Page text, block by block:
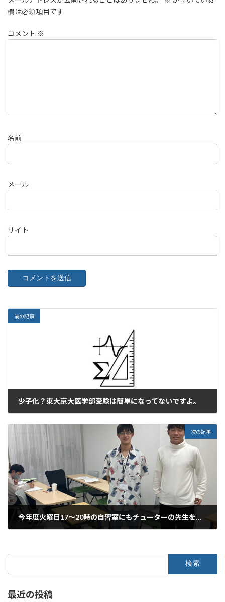
欄は必須項目です
コメント ※
名前
メール
サイト
前の記事
少子化？東大京大医学部受験は簡単になってないですよ。
次の記事
今年度火曜日17～20時の自習室にもチューターの先生を配置してみます！！
最近の投稿